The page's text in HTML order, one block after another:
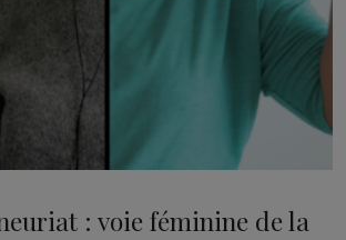
: voie féminine de la